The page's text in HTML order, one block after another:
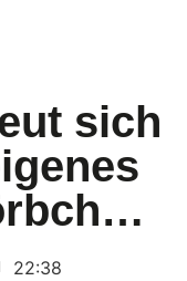
sich
22:38